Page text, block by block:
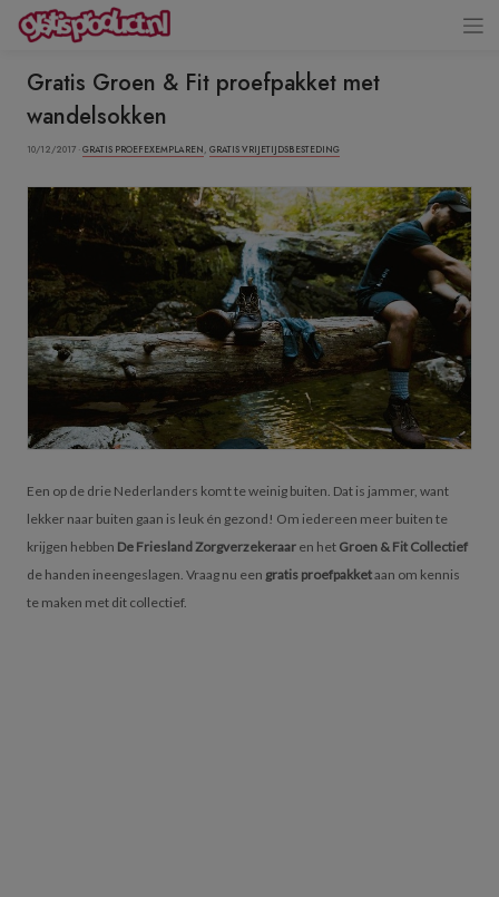
Gratis Groen & Fit proefpakket met
wandelsokken
10/12/2017 ·GRATIS PROEFEXEMPLAREN, GRATIS VRIJETIJDSBESTEDING
Een op de drie Nederlanders komt te weinig buiten. Dat is jammer, want
lekker naar buiten gaan is leuk én gezond! Om iedereen meer buiten te
krijgen hebben De Friesland Zorgverzekeraar en het Groen & Fit Collectief
de handen ineengeslagen. Vraag nu een gratis proefpakketaan om kennis
te maken met dit collectief.